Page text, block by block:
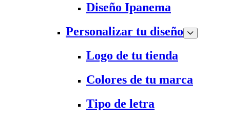
Diseño Ipanema
Personalizar tu diseño
Logo de tu tienda
Colores de tu marca
Tipo de letra